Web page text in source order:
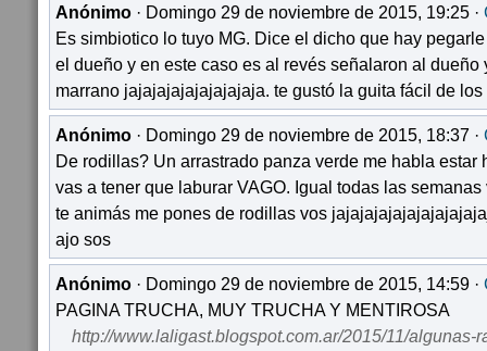
Anónimo · Domingo 29 de noviembre de 2015, 19:25 ·
Es simbiotico lo tuyo MG. Dice el dicho que hay
el dueño y en este caso es al revés señalaron al dueño
marrano jajajajajajajajajaja. te gustó la guita fácil de
Anónimo · Domingo 29 de noviembre de 2015, 18:37 ·
De rodillas? Un arrastrado panza verde me habla estar
vas a tener que laburar VAGO. Igual todas las
te animás me pones de rodillas vos
ajo sos
Anónimo · Domingo 29 de noviembre de 2015, 14:59 ·
PAGINA TRUCHA, MUY TRUCHA Y MENTIROSA
http://www.laligast.blogspot.com.ar/2015/11/algunas-